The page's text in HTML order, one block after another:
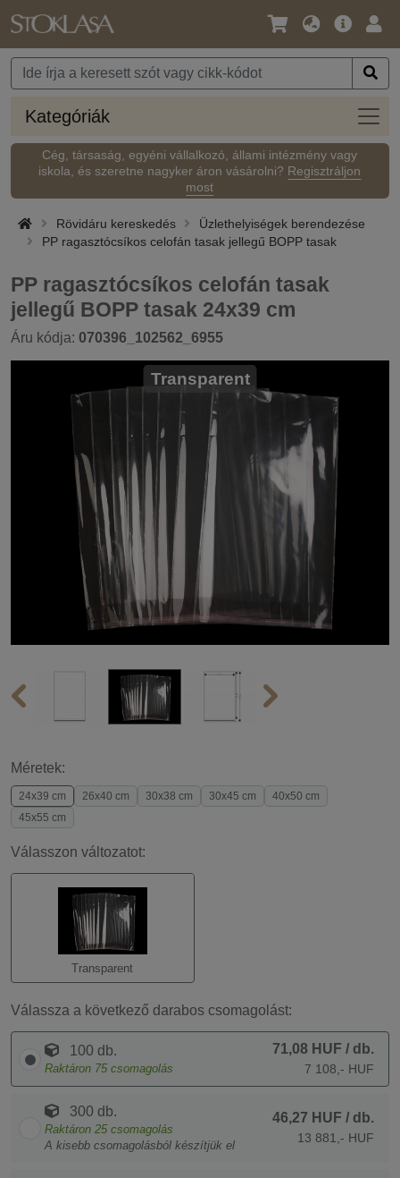
Nyelv
Pénznem
Fő
Kategóriák
Cég, társaság, egyéni vállalkozó, állami intézmény vagy
iskola, és szeretne nagyker áron vásárolni? Regisztráljon
most
Rövidáru kereskedés
Üzlethelyiségek berendezése
PP ragasztócsíkos celofán tasak jellegű BOPP tasak
PP ragasztócsíkos celofán tasak
jellegű BOPP tasak 24x39 cm
Áru kódja: 070396_102562_6955
Transparent
Méretek:
24x39 cm 26x40 cm 30x38 cm 30x45 cm
40x50 cm
45x55 cm
Válasszon változatot:
Transparent
Válassza a következő darabos csomagolást:
100 db.
Raktáron 75 csomagolás
71,08 HUF / db.
7 108,- HUF
300 db.
Raktáron 25 csomagolás
A kisebb csomagolásból készítjük el
46,27 HUF / db.
13 881,- HUF